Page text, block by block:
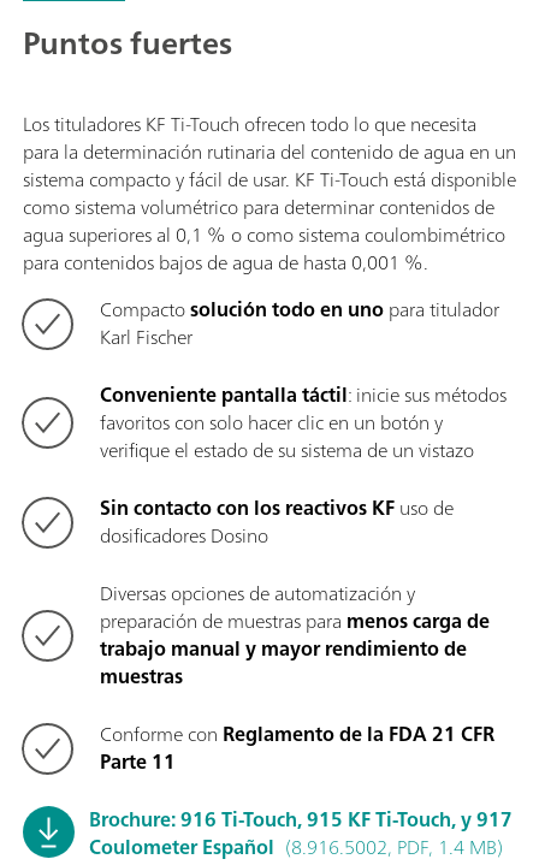
Puntos fuertes
Los tituladores KF Ti-Touch ofrecen todo lo que necesita
para la determinación rutinaria del contenido de agua en un
sistema compacto y fácil de usar. KF Ti-Touch está disponible
como sistema volumétrico para determinar contenidos de
agua superiores al 0,1 % o como sistema coulombimétrico
para contenidos bajos de agua de hasta 0,001 %.
Compactosolución todo en unopara titulador
Karl Fischer
Conveniente pantalla táctil: inicie sus métodos
favoritos con solo hacer clic en un botón y
verifique el estado de su sistema de un vistazo
Sin contacto con los reactivos KFuso de
dosificadores Dosino
Diversas opciones de automatización y
preparación de muestras para menos carga de
trabajo manual y mayor rendimiento de
muestras
Conforme con Reglamento de la FDA 21 CFR
Parte 11
Brochure: 916 Ti-Touch, 915 KF Ti-Touch, y 917
Coulometer Español (8.916.5002, PDF, 1.4 MB)